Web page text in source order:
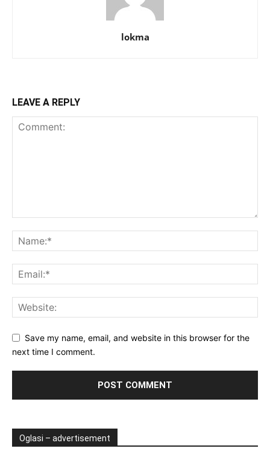
lokma
LEAVE A REPLY
Save my name, email, and website in this browser for the
next time I comment.
Oglasi – advertisement